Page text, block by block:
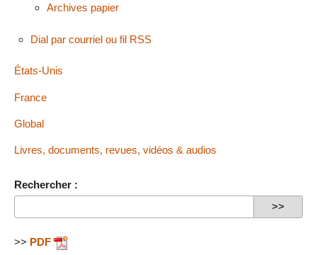
Archives papier
Dial par courriel ou fil RSS
États-Unis
France
Global
Livres, documents, revues, vidéos & audios
Rechercher :
>> PDF